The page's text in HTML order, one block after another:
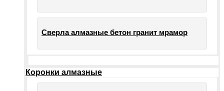
Сверла алмазные бетон гранит мрамор
Коронки алмазные